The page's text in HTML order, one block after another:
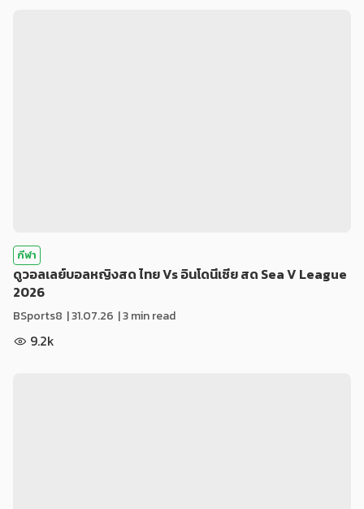
กีฬา
ดูวอลเลย์บอลหญิงสด ไทย Vs อินโดนีเซีย สด Sea V League
2026
BSports8 |31.07.26 | 3 min read
9.2k